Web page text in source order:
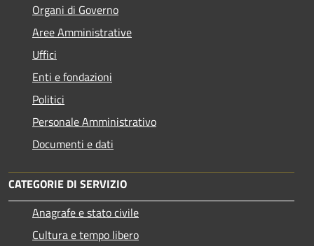
Organi di Governo
Aree Amministrative
Uffici
Enti e fondazioni
Politici
Personale Amministrativo
Documenti e dati
CATEGORIE DI SERVIZIO
Anagrafe e stato civile
Cultura e tempo libero